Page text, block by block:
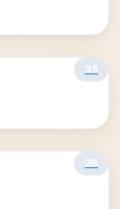
35
26